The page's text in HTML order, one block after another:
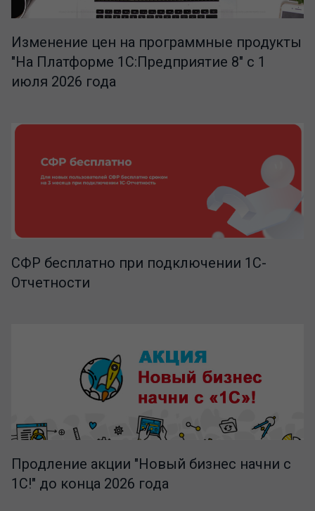
Изменение цен на программные продукты
"На Платформе 1С:Предприятие 8" с 1
июля 2026 года
СФР бесплатно при подключении 1С-
Отчетности
Продление акции "Новый бизнес начни с
1С!" до конца 2026 года